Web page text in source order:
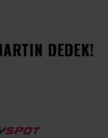
DEDEK!